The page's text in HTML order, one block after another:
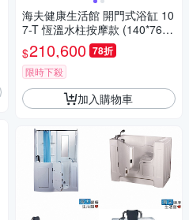
海夫健康生活館 開門式浴缸 10
7-T 恆溫水柱按摩款 (140*76*9
8cm)
$210,600 78折
限時下殺
加入購物車